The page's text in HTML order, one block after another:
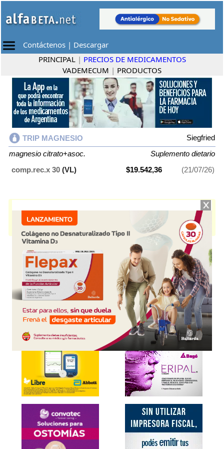
Contáctenos | Descargar
PRINCIPAL | PRECIOS DE MEDICAMENTOS
VADEMECUM | PRODUCTOS
TRIP MAGNESIO
Siegfried
magnesio citrato+asoc.
Suplemento dietario
comp.rec.x 30 (VL) $19.542,36 (21/07/26)
Suplemento dietario. Es producido por
y cuenta con 1
presentación disponible.
Explorar más
Otros productos con
magnesio citrato+asoc.
Otros productos de
Siegfried